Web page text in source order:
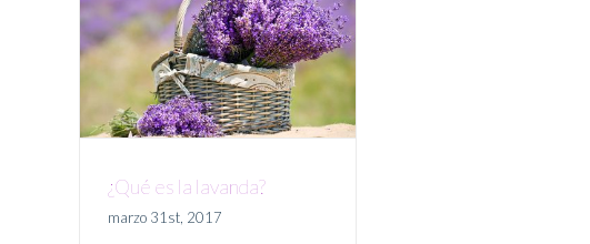
¿Qué es la lavanda?
marzo 31st, 2017